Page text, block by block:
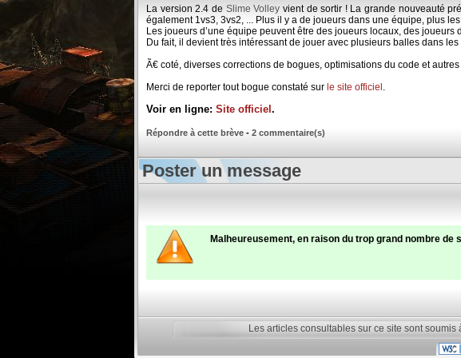
La version 2.4 de Slime Volley vient de sortir ! La grande nouveauté
également 1vs3, 3vs2, ... Plus il y a de joueurs dans une équipe, plus
Les joueurs d’une équipe peuvent être des joueurs locaux, des
Du fait, il devient très intéressant de jouer avec plusieurs balles dans
Ã€ coté, diverses corrections de bogues, optimisations du code et
Merci de reporter tout bogue constaté sur le site officiel .
Voir en ligne: Site officiel .
Répondre à cette brève - 2 commentaire(s)
Poster un message
Malheureusement, en raison du trop grand nombre
Les articles consultables sur ce site sont soumis